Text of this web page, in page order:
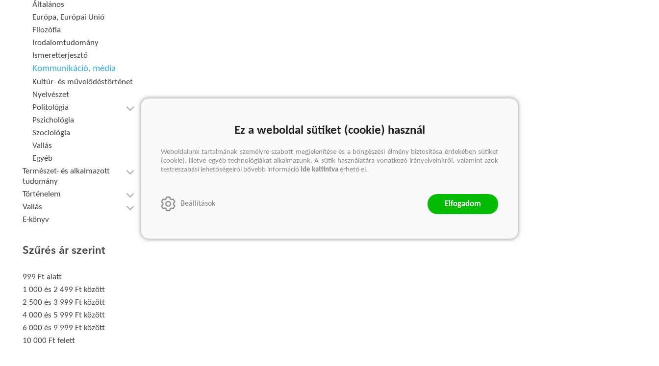
Általános
Európa, Európai Unió
Filozófia
Irodalomtudomány
Ismeretterjesztő
Kommunikáció, média
Kultúr- és művelődéstörténet
Nyelvészet
Politológia
Pszichológia
Szociológia
Vallás
Egyéb
Természet- és alkalmazott
tudomány
Történelem
Vallás
E-könyv
Szűrés ár szerint
999 Ft alatt
1 000 és 2 499 Ft között
2 500 és 3 999 Ft között
4 000 és 5 999 Ft között
6 000 és 9 999 Ft között
10 000 Ft felett
Ez a weboldal sütiket (cookie) használ
Weboldalunk tartalmának személyre szabott megjelenítése és a böngészési élmény biztosítása érdekében sütiket
(cookie), illetve egyéb technológiákat alkalmazunk. A sütik használatára vonatkozó irányelveinkről, valamint azok
testreszabási lehetőségeiről bővebb információ ide kattintva érhető el.
Beállítások Elfogadom